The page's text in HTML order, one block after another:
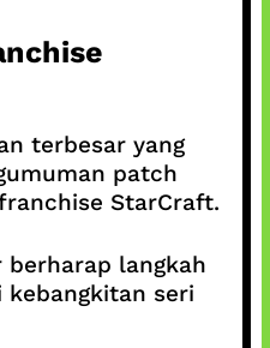
terbesar yang
patch
StarCraft.
berharap langkah
seri